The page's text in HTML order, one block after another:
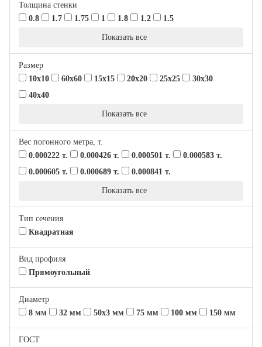
Толщина стенки
0.8
1.7 1.75 1 1.8 1.2 1.5
Показать все
Размер
10х10
60х60 15х15 20х20 25х25
30х30
40х40
Показать все
Вес погонного метра, т.
0.000222 т.
0.000426 т. 0.000501 т.
0.000583 т.
0.000605 т.
0.000689 т. 0.000841 т.
Показать все
Тип сечения
Квадратная
Вид профиля
Прямоугольный
Диаметр
8 мм
32 мм 50х3 мм 75 мм 100 мм 150 мм
ГОСТ